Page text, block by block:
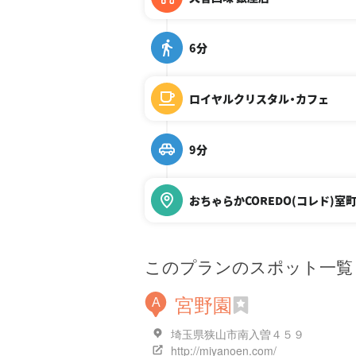
6分
ロイヤルクリスタル・カフェ
9分
おちゃらかCOREDO(コレド)室
このプランのスポット一覧
A 宮野園
埼玉県狭山市南入曽４５９
http://miyanoen.com/